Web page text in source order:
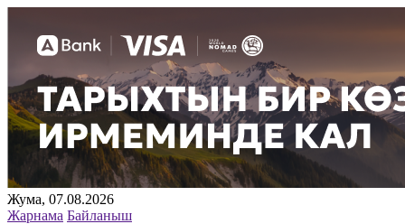
Жума, 07.08.2026
Жарнама Байланыш